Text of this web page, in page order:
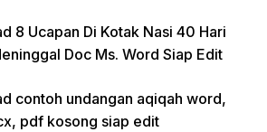
8 Ucapan Di Kotak Nasi 40 Hari
Doc Ms. Word Siap Edit
contoh undangan aqiqah word,
pdf kosong siap edit